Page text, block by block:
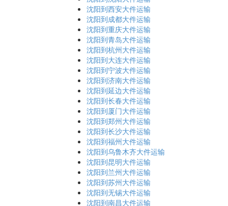
沈阳到西安大件运输
沈阳到成都大件运输
沈阳到重庆大件运输
沈阳到青岛大件运输
沈阳到杭州大件运输
沈阳到大连大件运输
沈阳到宁波大件运输
沈阳到济南大件运输
沈阳到延边大件运输
沈阳到长春大件运输
沈阳到厦门大件运输
沈阳到郑州大件运输
沈阳到长沙大件运输
沈阳到福州大件运输
沈阳到乌鲁木齐大件运输
沈阳到昆明大件运输
沈阳到兰州大件运输
沈阳到苏州大件运输
沈阳到无锡大件运输
沈阳到南昌大件运输